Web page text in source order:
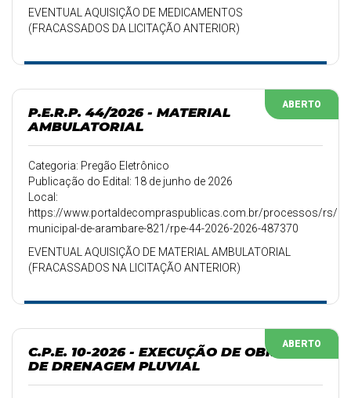
EVENTUAL AQUISIÇÃO DE MEDICAMENTOS
(FRACASSADOS DA LICITAÇÃO ANTERIOR)
ABERTO
P.E.R.P. 44/2026 - MATERIAL
AMBULATORIAL
Categoria: Pregão Eletrônico
Publicação do Edital: 18 de junho de 2026
Local:
https://www.portaldecompraspublicas.com.br/processos/rs/
municipal-de-arambare-821/rpe-44-2026-2026-487370
EVENTUAL AQUISIÇÃO DE MATERIAL AMBULATORIAL
(FRACASSADOS NA LICITAÇÃO ANTERIOR)
ABERTO
C.P.E. 10-2026 - EXECUÇÃO DE OBRA
DE DRENAGEM PLUVIAL